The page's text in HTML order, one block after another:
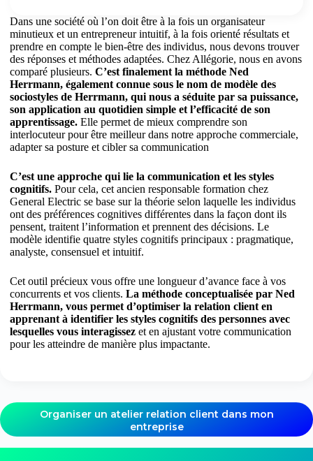
Dans une société où l’on doit être à la fois un organisateur
minutieux et un entrepreneur intuitif, à la fois orienté résultats et
prendre en compte le bien-être des individus, nous devons trouver
des réponses et méthodes adaptées. Chez Allégorie, nous en avons
comparé plusieurs. C’est finalement la méthode Ned
Herrmann, également connue sous le nom de modèle des
sociostyles de Herrmann, qui nous a séduite par sa puissance,
son application au quotidien simple et l’efficacité de son
apprentissage. Elle permet de mieux comprendre son
interlocuteur pour être meilleur dans notre approche commerciale,
adapter sa posture et cibler sa communication
C’est une approche qui lie la communication et les styles
cognitifs. Pour cela, cet ancien responsable formation chez
General Electric se base sur la théorie selon laquelle les individus
ont des préférences cognitives différentes dans la façon dont ils
pensent, traitent l’information et prennent des décisions. Le
modèle identifie quatre styles cognitifs principaux : pragmatique,
analyste, consensuel et intuitif.
Cet outil précieux vous offre une longueur d’avance face à vos
concurrents et vos clients. La méthode conceptualisée par Ned
Herrmann, vous permet d’optimiser la relation client en
apprenant à identifier les styles cognitifs des personnes avec
lesquelles vous interagissez et en ajustant votre communication
pour les atteindre de manière plus impactante.
Organiser un atelier relation client dans mon
entreprise